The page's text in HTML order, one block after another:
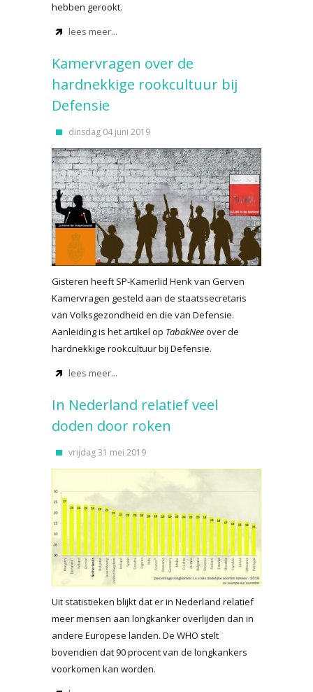
hebben gerookt.
lees meer...
Kamervragen over de
hardnekkige rookcultuur bij
Defensie
dinsdag 04 juni 2019
Gisteren heeft SP-Kamerlid Henk van Gerven
Kamervragen gesteld aan de staatssecretaris
van Volksgezondheid en die van Defensie.
Aanleiding is het artikel op TabakNeeover de
hardnekkige rookcultuur bij Defensie.
lees meer...
In Nederland relatief veel
doden door roken
vrijdag 31 mei 2019
Uit statistieken blijkt dat er in Nederland relatief
meer mensen aan longkanker overlijden dan in
andere Europese landen. De WHO stelt
bovendien dat 90 procent van de longkankers
voorkomen kan worden.